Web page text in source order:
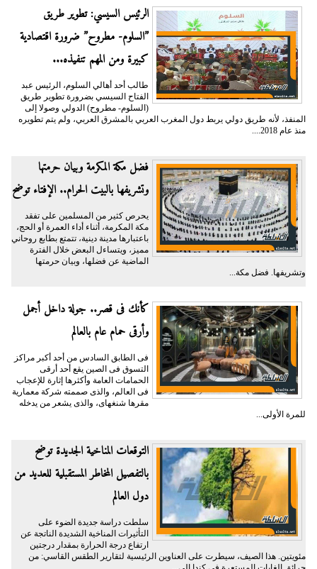
الرئيس السيسي: تطوير طريق
”السلوم- مطروح” ضرورة اقتصادية
كبيرة ومن المهم تنفيذه...
طالب أحد أهالي السلوم، الرئيس عبد
الفتاح السيسي بضرورة تطوير طريق
(السلوم- مطروح) الدولي وصولا إلى
المنفذ، لأنه طريق دولي يربط دول المغرب العربي بالمشرق العربي، ولم يتم تطويره
منذ عام 2018....
فضل مكة المكرمة وبيان حرمتها
وتشريفها بالبيت الحرام.. الإفتاء توضح
يحرص كثير من المسلمين على تفقد
مكة المكرمة، أثناء أداء العمرة أو الحج،
باعتبارها مدينة دينية، تتمتع بطابع روحاني
مميز، ويتساءل البعض خلال الفترة
الماضية عن فضلها، وبيان حرمتها
وتشريفها. فضل مكة...
كأنك فى قصر.. جولة داخل أجمل
وأرقى حمام عام بالعالم
فى الطابق السادس من أحد أكبر مراكز
التسوق فى الصين يقع أحد أرقى
الحمامات العامة وأكثرها إثارة للإعجاب
فى العالم، والذى صممته شركة معمارية
مقرها شنغهاى، والذى يشعر من يدخله
للمرة الأولى...
التوقعات المناخية الجديدة توضح
بالتفصيل المخاطر المستقبلية للعديد من
دول العالم
سلطت دراسة جديدة الضوء على
التأثيرات المناخية الشديدة الناتجة عن
ارتفاع درجة الحرارة بمقدار درجتين
مئويتين. هذا الصيف، سيطرت على العناوين الرئيسية لتقارير الطقس القاسي: من